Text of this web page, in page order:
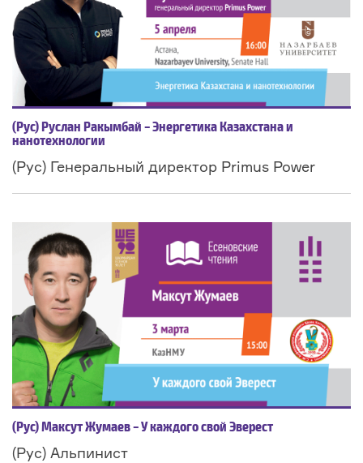
(Рус) Руслан Ракымбай – Энергетика Казахстана и
нанотехнологии
(Рус) Генеральный директор Primus Power
(Рус) Максут Жумаев – У каждого свой Эверест
(Рус) Альпинист